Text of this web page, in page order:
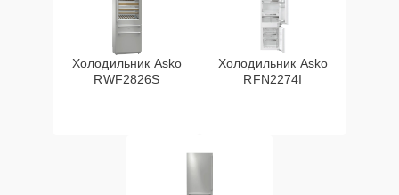
Холодильник Asko
RWF2826S
Холодильник Asko
RFN2274I